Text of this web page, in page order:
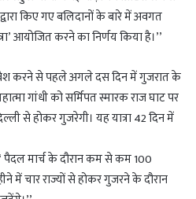
किए गए बलिदानों के बारे में अवगत
आयोजित करने का निर्णय किया है।’’
करने से पहले अगले दस दिन में गुजरात के
गांधी को सर्मिपत स्मारक राज घाट पर
से होकर गुजरेगी। यह यात्रा 42 दिन में
मार्च के दौरान कम से कम 100
में चार राज्यों से होकर गुजरने के दौरान